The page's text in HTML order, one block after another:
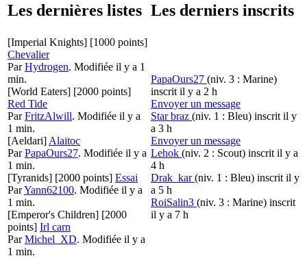
Les dernières listes Les derniers inscrits
[Imperial Knights] [1000 points]
Chevalier
ParHydrogen. Modifiée il y a 1
min.
[World Eaters] [2000 points]
Red Tide
ParFritzAlwill. Modifiée il y a
1 min.
[Aeldari] Alaitoc
ParPapaOurs27. Modifiée il y a
1 min.
[Tyranids] [2000 points] Essai
ParYann62100. Modifiée il y a
1 min.
[Emperor's Children] [2000
points] Irl carn
ParMichel_XD. Modifiée il y a
1 min.
PapaOurs27 (niv. 3 : Marine)
inscrit il y a 2 h
Envoyer un message
Star braz (niv. 1 : Bleu) inscrit il y
a 3 h
Envoyer un message
Lehok (niv. 2 : Scout) inscrit il y a
4 h
Drak_kar(niv. 1 : Bleu) inscrit il y
a 5 h
RoiSalin3 (niv. 3 : Marine) inscrit
il y a 7 h